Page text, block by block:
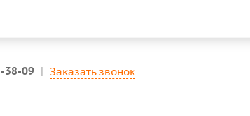
38-09 | Заказать звонок